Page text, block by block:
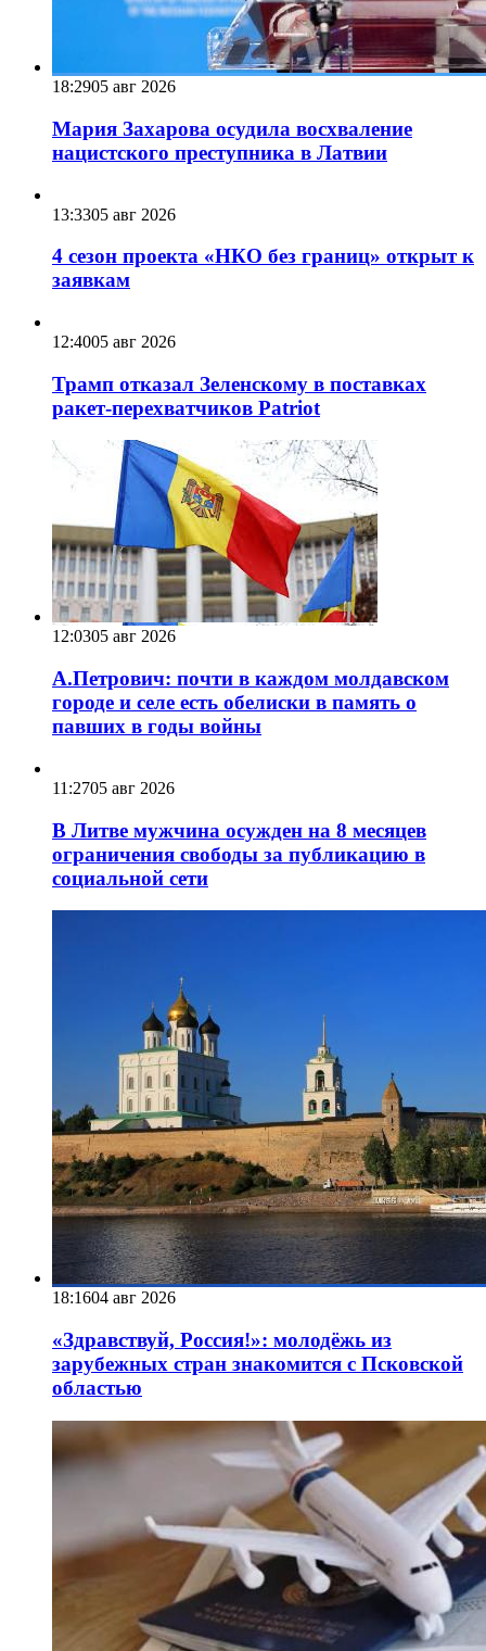
18:2905 авг 2026
Мария Захарова осудила восхваление
нацистского преступника в Латвии
13:3305 авг 2026
4 сезон проекта «НКО без границ» открыт к
заявкам
12:4005 авг 2026
Трамп отказал Зеленскому в поставках
ракет-перехватчиков Patriot
12:0305 авг 2026
А.Петрович: почти в каждом молдавском
городе и селе есть обелиски в память о
павших в годы войны
11:2705 авг 2026
В Литве мужчина осужден на 8 месяцев
ограничения свободы за публикацию в
социальной сети
18:1604 авг 2026
«Здравствуй, Россия!»: молодёжь из
зарубежных стран знакомится с Псковской
областью